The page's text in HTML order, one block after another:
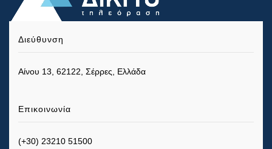
Διεύθυνση
Αίνου 13, 62122, Σέρρες, Ελλάδα
Επικοινωνία
(+30) 23210 51500